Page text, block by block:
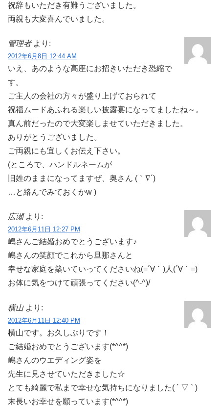
祝辞もいただき有難うございました。
両親も大変喜んでいました。
管理者 より:
2012年6月8日 12:44 AM
いえ、あのような高座にお招きいただき恐縮で
す。
ご主人の会社の方々が盛り上げておられて
祝福ムードあふれる楽しい披露宴になってましたね～。
真ん前だったので大変楽しませていただきました。
ありがとうございました。
ご両親にも宜しくお伝え下さい。
(ところで、ハンドルネームが
旧姓のままになってますぜ、奥さん (｀∇´)
…と絡んでみておくかw )
広瀬 より:
2012年6月11日 12:27 PM
嶋さんご結婚おめでとうございます♪
嶋さんの笑顔でこれから旦那さんと
幸せな家庭を築いていってくださいね(=´∀｀)人(´∀｀=)
お体に気をつけて頑張ってください(^-^)/
横山 より:
2012年6月11日 12:40 PM
横山です。お久しぶりです！
ご結婚おめでとうございます(*^^*)
嶋さんのウエディング姿を
先生に見させていただきました☆
とても綺麗で私まで幸せな気持ちになりました( ´ ▽ ` )
末長いお幸せを願っています(*^^*)